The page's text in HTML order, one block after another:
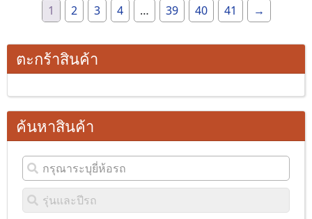
1 2 3 4 … 39 40 41 →
ตะกร้าสินค้า
ค้นหาสินค้า